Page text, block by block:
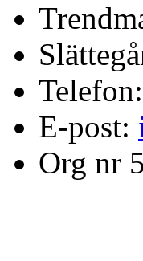
E-post:
Org nr